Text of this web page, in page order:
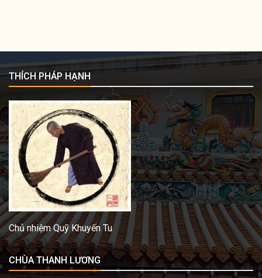
THÍCH PHÁP HẠNH
Chủ nhiệm Quỹ Khuyến Tu
CHÙA THANH LƯƠNG